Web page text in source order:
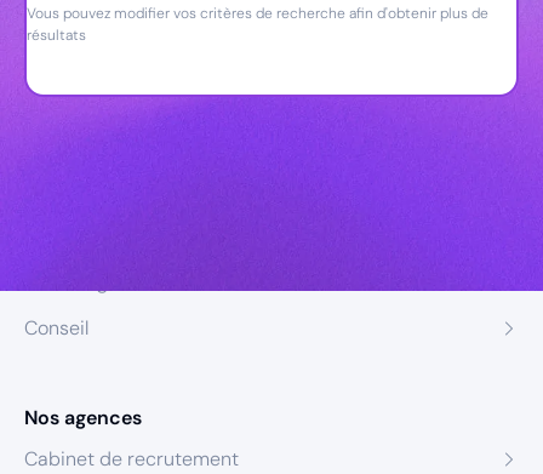
Vous pouvez modifier vos critères de recherche afin d'obtenir plus de
résultats
Conseil
Nos agences
Cabinet de recrutement